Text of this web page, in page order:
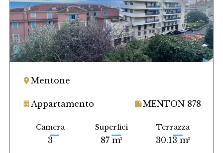
Mentone
Appartamento MENTON 878
Camera
3
Superfici
87 m²
Terrazza
30.13 m²